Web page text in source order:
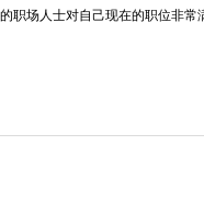
职场人士对自己现在的职位非常